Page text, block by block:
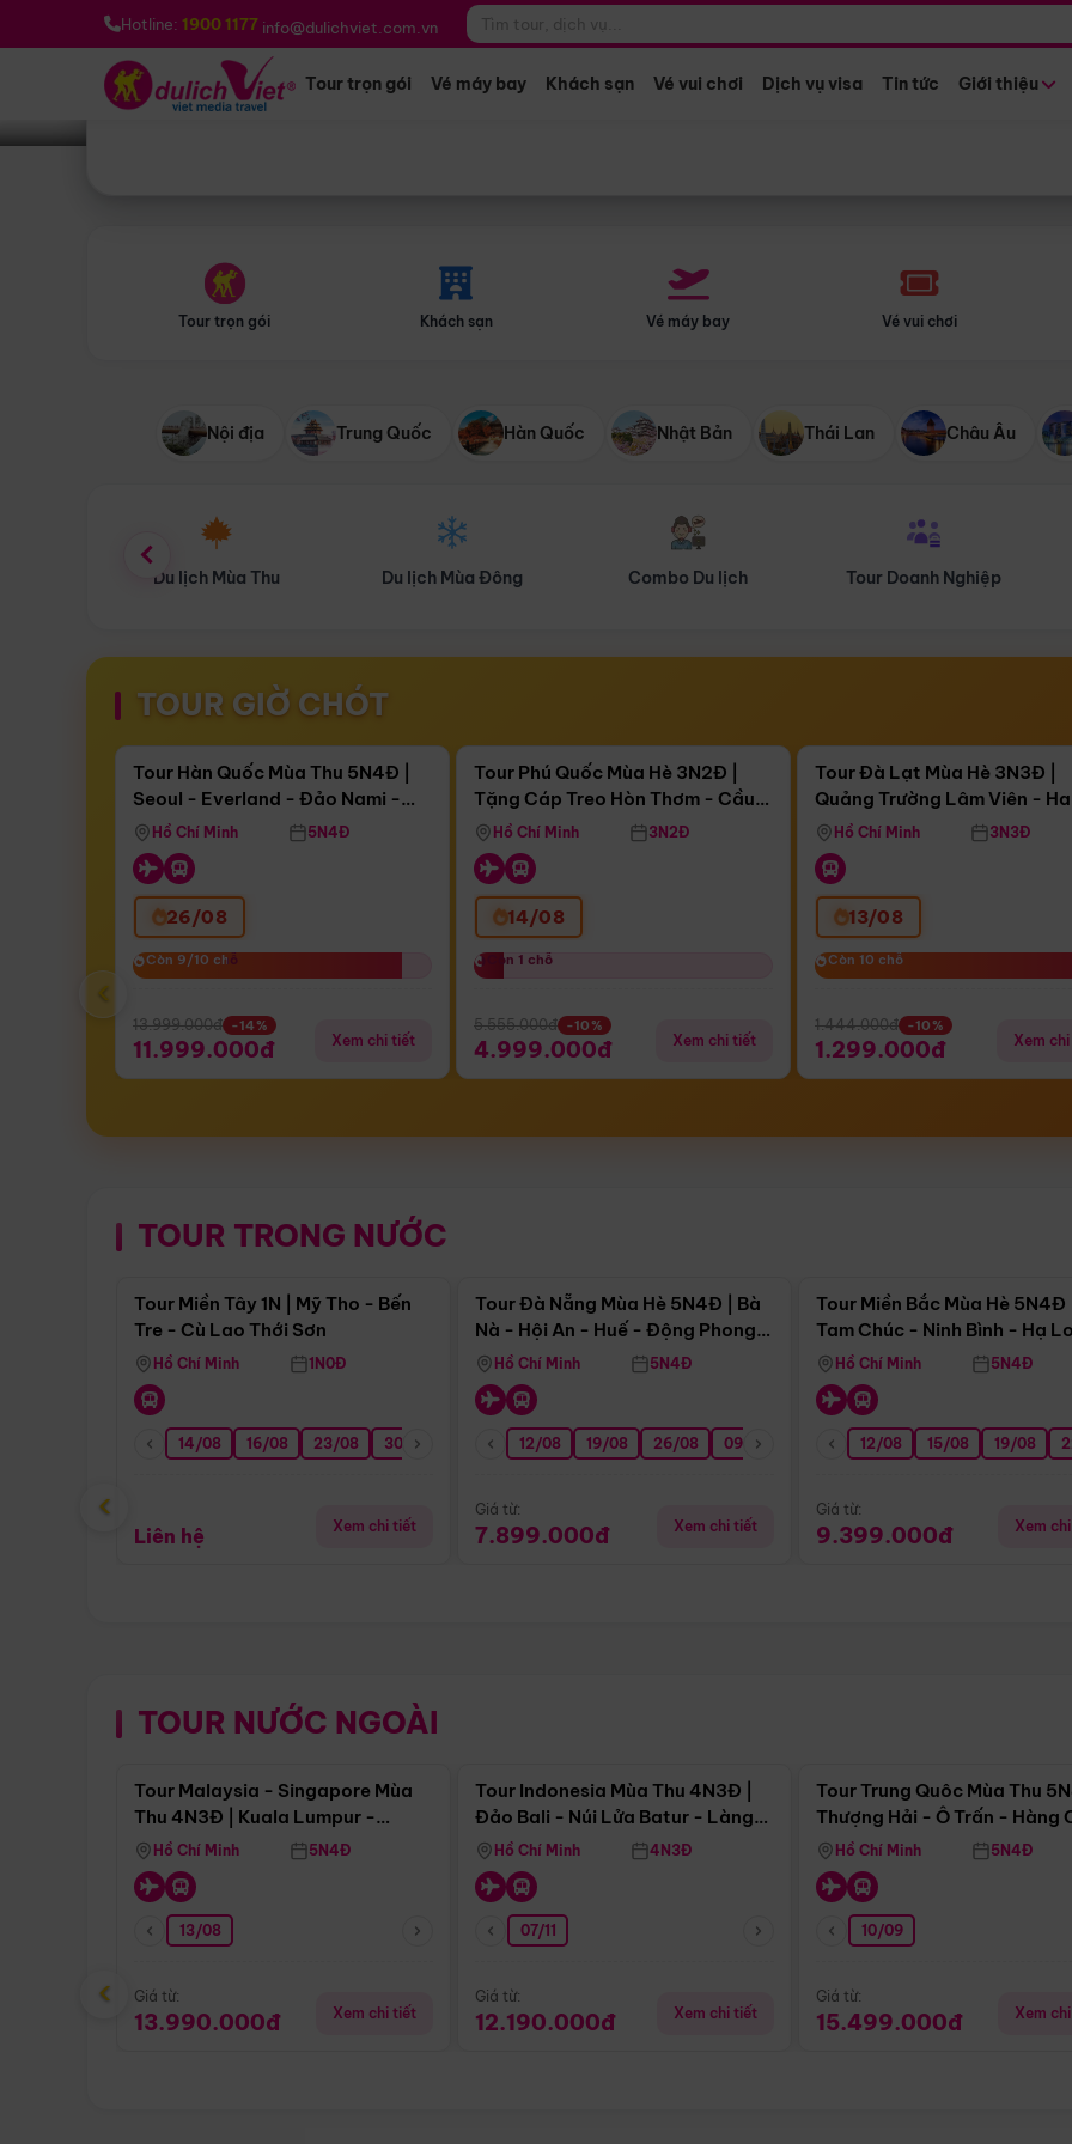
Hotline: 1900 1177 info@dulichviet.com.vn
Tour trọn gói Vé máy bay Khách sạn Vé vui chơi Dịch vụ visa Tin tức Giới thiệu
Bạn muốn đi đâu? *
Tour trọn gói Khách sạn Vé máy bay Vé vui chơi
Nội địa Trung Quốc Hàn Quốc Nhật Bản Thái Lan Châu Âu
Du lịch Mùa Đông Combo Du lịch Tour Doanh Nghiệp Du lịch Hành Hương
TOUR GIỜ CHÓT
Còn17 ngày 08:12:43
Bay Sun Phuquoc Airways
Điểm nổi bật
Tour Hàn Quốc Mùa Thu 5N4Đ |
Seoul - Everland - Đảo Nami -
Tháp Namsan (Bay Sun Phuquoc
Airways)
Hồ Chí Minh 5N4Đ
26/08
Còn 9/10 chỗ
Còn 9/10 chỗ
13.999.000đ -14%
11.999.000đ Xem chi tiết
Còn05 ngày 08:12:43
Tặng Cáp Treo Hòn Thơm
Tour Phú Quốc Mùa Hè 3N2Đ |
Tặng Cáp Treo Hòn Thơm - Cầu
Hôn - Công Viên Nước Aquatopia
Hồ Chí Minh 3N2Đ
14/08
Còn 1 chỗ
Còn 1 chỗ
5.555.000đ -10%
4.999.000đ Xem chi tiết
Còn04 ngày 08:12:43
Tour Đà Lạt Mùa Hè 3N3Đ |
Quảng Trường Lâm Viên -
Hill - Puppy Farm
Hồ Chí Minh 3N3Đ
13/08
Còn 10 chỗ
Còn 10 chỗ
1.444.000đ -10%
1.299.000đ Xem
‹
TOUR TRONG NƯỚC
Điểm nổi bật
Tour Miền Tây 1N | Mỹ Tho - Bến
Tre - Cù Lao Thới Sơn
Hồ Chí Minh 1N0Đ
14/08 16/08 23/08 30/08 06/09 13/09 20/09 27/09
Liên hệ Xem chi tiết
Tour Đà Nẵng Mùa Hè 5N4Đ | Bà
Nà - Hội An - Huế - Động Phong
NhaHồ Chí Minh 5N4Đ
12/08 19/08 26/08 09/09 16/09 23/09 30/09 07/10
Giá từ:
7.899.000đ Xem chi tiết
Tour Miền Bắc Mùa Hè 5N4Đ |
Tam Chúc - Ninh Bình - Hạ
Hồ Chí Minh 5N4Đ
12/08 15/08 19/08
Giá từ:
9.399.000đ Xem
‹
TOUR NƯỚC NGOÀI
Điểm nổi bật
Tour Malaysia - Singapore Mùa
Thu 4N3Đ | Kuala Lumpur -
Malacca - Johor Baru -
Singapore
Hồ Chí Minh 5N4Đ
13/08
Giá từ:
13.990.000đ Xem chi tiết
Tour Indonesia Mùa Thu 4N3Đ |
Đảo Bali - Núi Lửa Batur - Làng
Penglipuran
Hồ Chí Minh 4N3Đ
07/11
Giá từ:
12.190.000đ Xem chi tiết
Tour Trung Quôc Mùa Thu
Thượng Hải - Ô Trấn - Hàng
(Tour Không Shopping)
Hồ Chí Minh 5N4Đ
10/09
Giá từ:
15.499.000đ Xem
‹